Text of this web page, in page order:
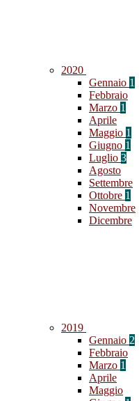
2020
Gennaio 1
Febbraio
Marzo 1
Aprile
Maggio 1
Giugno 1
Luglio 3
Agosto
Settembre
Ottobre 1
Novembre
Dicembre
2019
Gennaio 2
Febbraio
Marzo 1
Aprile
Maggio